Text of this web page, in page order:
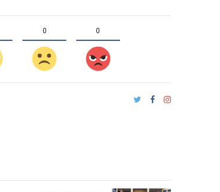
0 0